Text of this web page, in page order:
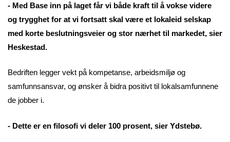
- Med Base inn på laget får vi både kraft til å vokse videre
og trygghet for at vi fortsatt skal være et lokaleid selskap
med korte beslutningsveier og stor nærhet til markedet, sier
Heskestad.
Bedriften legger vekt på kompetanse, arbeidsmiljø og
samfunnsansvar, og ønsker å bidra positivt til lokalsamfunnene
de jobber i.
- Dette er en filosofi vi deler 100 prosent, sier Ydstebø.